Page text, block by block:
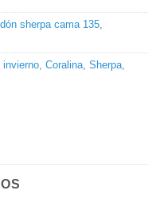
sherpa cama 135,
invierno, Coralina, Sherpa,